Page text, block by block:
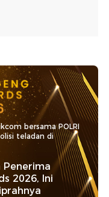
bersama POLRI
teladan di
Penerima
2026, Ini